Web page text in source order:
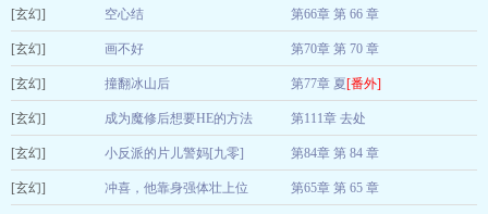
普洱不对称
[玄幻] 空心结 第66章 第 66 章
秦柒萝卜
[玄幻] 画不好 第70章 第 70 章
七弦春序
[玄幻] 撞翻冰山后 第77章 夏[番外]
小斐lyh
[玄幻] 成为魔修后想要HE的方法 第111章 去处
春十一娘
[玄幻] 小反派的片儿警妈[九零] 第84章 第 84 章
雪中立鹤
[玄幻] 冲喜，他靠身强体壮上位 第65章 第 65 章